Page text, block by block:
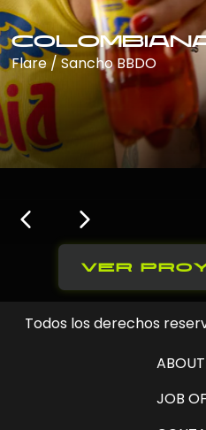
Flare / Sancho BBDO
ver
Todos los derechos
JOB